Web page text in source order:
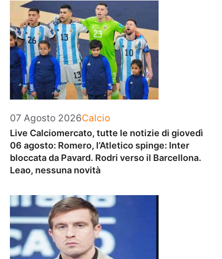
07 Agosto 2026Categorie
Calcio
Live Calciomercato, tutte le notizie di giovedì
06 agosto: Romero, l’Atletico spinge: Inter
bloccata da Pavard. Rodri verso il Barcellona.
Leao, nessuna novità